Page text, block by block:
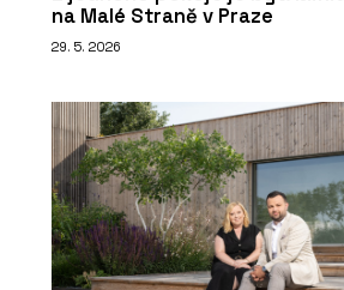
na Malé Straně v Praze
29. 5. 2026